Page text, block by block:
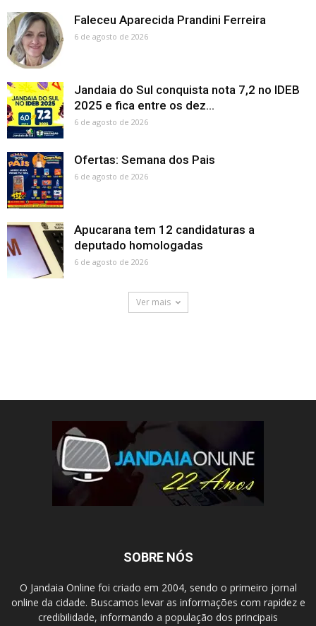
Faleceu Aparecida Prandini Ferreira
6 de agosto de 2026
Jandaia do Sul conquista nota 7,2 no IDEB
2025 e fica entre os dez...
6 de agosto de 2026
Ofertas: Semana dos Pais
6 de agosto de 2026
Apucarana tem 12 candidaturas a
deputado homologadas
6 de agosto de 2026
Ver mais
SOBRE NÓS
O Jandaia Online foi criado em 2004, sendo o primeiro jornal
online da cidade. Buscamos levar as informações com rapidez e
credibilidade, informando a população dos principais